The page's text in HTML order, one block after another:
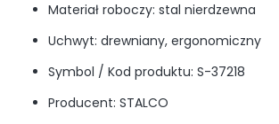
Materiał roboczy: stal nierdzewna
Uchwyt: drewniany, ergonomiczny
Symbol / Kod produktu: S-37218
Producent: STALCO